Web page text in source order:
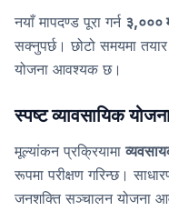
नयाँ मापदण्ड पूरा गर्न ३,०००
सक्नुपर्छ। छोटो समयमा तयार
योजना आवश्यक छ।
स्पष्ट व्यावसायिक
मूल्यांकन प्रक्रियामा
रूपमा परीक्षण गरिन्छ।
जनशक्ति सञ्चालन योजना